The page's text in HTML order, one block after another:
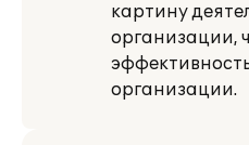
картину
организации,
организации.